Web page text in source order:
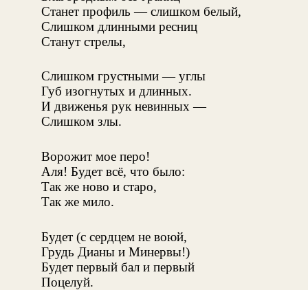
Станет профиль — слишком белый,
Слишком длинными ресниц
Станут стрелы,
Слишком грустными — углы
Губ изогнутых и длинных.
И движенья рук невинных —
Слишком злы.
Ворожит мое перо!
Аля! Будет всё, что было:
Так же ново и старо,
Так же мило.
Будет (с сердцем не воюй,
Грудь Дианы и Минервы!)
Будет первый бал и первый
Поцелуй.